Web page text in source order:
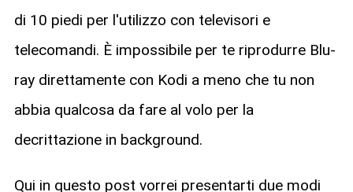
di 10 piedi per l'utilizzo con televisori e
telecomandi. È impossibile per te riprodurre Blu-
ray direttamente con Kodi a meno che tu non
abbia qualcosa da fare al volo per la
decrittazione in background.
Qui in questo post vorrei presentarti due modi